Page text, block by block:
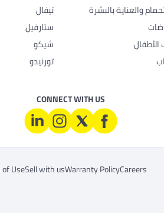
والعناية بالبشرة
الأطفال
تيفال
ستارفيل
شيكو
تورنيدو
CONNECT WITH US
Careers
Warranty Policy
Sell with us
Use